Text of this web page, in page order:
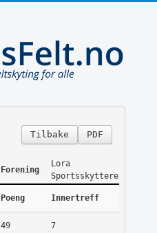
PDF
Tilbake
Forening
Lora
Sportsskyttere
Poeng Innertreff
49 7